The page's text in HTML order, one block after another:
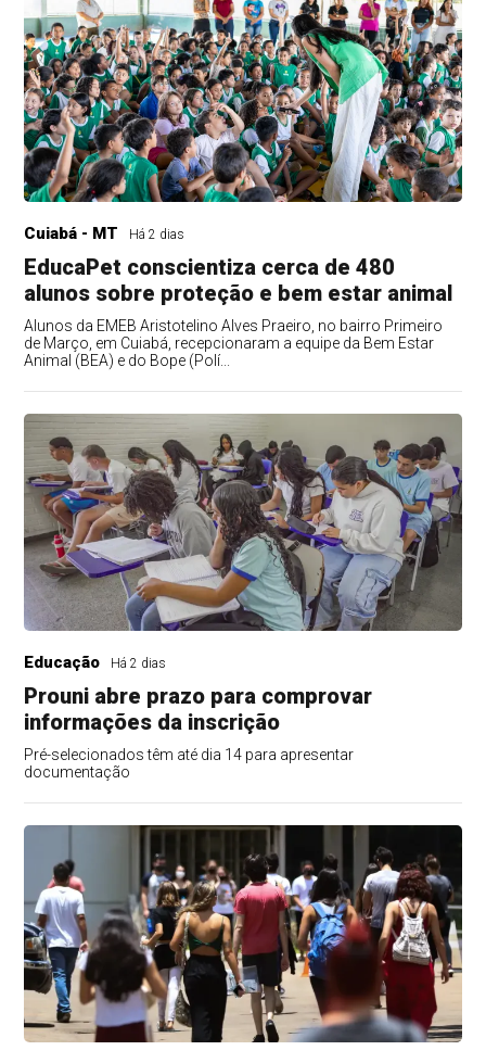
Cuiabá - MT Há 2 dias
EducaPet conscientiza cerca de 480
alunos sobre proteção e bem estar animal
Alunos da EMEB Aristotelino Alves Praeiro, no bairro Primeiro
de Março, em Cuiabá, recepcionaram a equipe da Bem Estar
Animal (BEA) e do Bope (Polí...
Educação Há 2 dias
Prouni abre prazo para comprovar
informações da inscrição
Pré-selecionados têm até dia 14 para apresentar
documentação